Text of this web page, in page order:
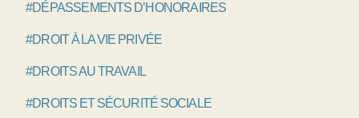
#DÉPASSEMENTS D’HONORAIRES
#DROIT À LA VIE PRIVÉE
#DROITS AU TRAVAIL
#DROITS ET SÉCURITÉ SOCIALE